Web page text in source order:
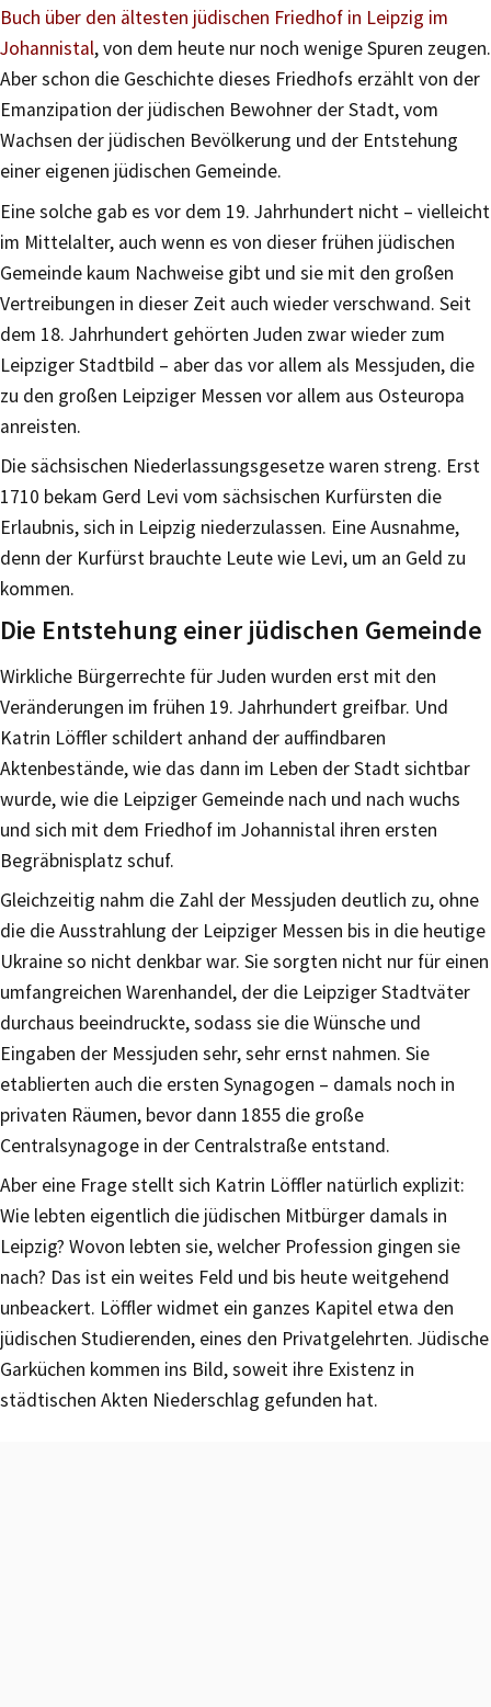
Buch über den ältesten jüdischen Friedhof in Leipzig im
Johannistal, von dem heute nur noch wenige Spuren zeugen.
Aber schon die Geschichte dieses Friedhofs erzählt von der
Emanzipation der jüdischen Bewohner der Stadt, vom
Wachsen der jüdischen Bevölkerung und der Entstehung
einer eigenen jüdischen Gemeinde.
Eine solche gab es vor dem 19. Jahrhundert nicht – vielleicht
im Mittelalter, auch wenn es von dieser frühen jüdischen
Gemeinde kaum Nachweise gibt und sie mit den großen
Vertreibungen in dieser Zeit auch wieder verschwand. Seit
dem 18. Jahrhundert gehörten Juden zwar wieder zum
Leipziger Stadtbild – aber das vor allem als Messjuden, die
zu den großen Leipziger Messen vor allem aus Osteuropa
anreisten.
Die sächsischen Niederlassungsgesetze waren streng. Erst
1710 bekam Gerd Levi vom sächsischen Kurfürsten die
Erlaubnis, sich in Leipzig niederzulassen. Eine Ausnahme,
denn der Kurfürst brauchte Leute wie Levi, um an Geld zu
kommen.
Die Entstehung einer jüdischen Gemeinde
Wirkliche Bürgerrechte für Juden wurden erst mit den
Veränderungen im frühen 19. Jahrhundert greifbar. Und
Katrin Löffler schildert anhand der auffindbaren
Aktenbestände, wie das dann im Leben der Stadt sichtbar
wurde, wie die Leipziger Gemeinde nach und nach wuchs
und sich mit dem Friedhof im Johannistal ihren ersten
Begräbnisplatz schuf.
Gleichzeitig nahm die Zahl der Messjuden deutlich zu, ohne
die die Ausstrahlung der Leipziger Messen bis in die heutige
Ukraine so nicht denkbar war. Sie sorgten nicht nur für einen
umfangreichen Warenhandel, der die Leipziger Stadtväter
durchaus beeindruckte, sodass sie die Wünsche und
Eingaben der Messjuden sehr, sehr ernst nahmen. Sie
etablierten auch die ersten Synagogen – damals noch in
privaten Räumen, bevor dann 1855 die große
Centralsynagoge in der Centralstraße entstand.
Aber eine Frage stellt sich Katrin Löffler natürlich explizit:
Wie lebten eigentlich die jüdischen Mitbürger damals in
Leipzig? Wovon lebten sie, welcher Profession gingen sie
nach? Das ist ein weites Feld und bis heute weitgehend
unbeackert. Löffler widmet ein ganzes Kapitel etwa den
jüdischen Studierenden, eines den Privatgelehrten. Jüdische
Garküchen kommen ins Bild, soweit ihre Existenz in
städtischen Akten Niederschlag gefunden hat.